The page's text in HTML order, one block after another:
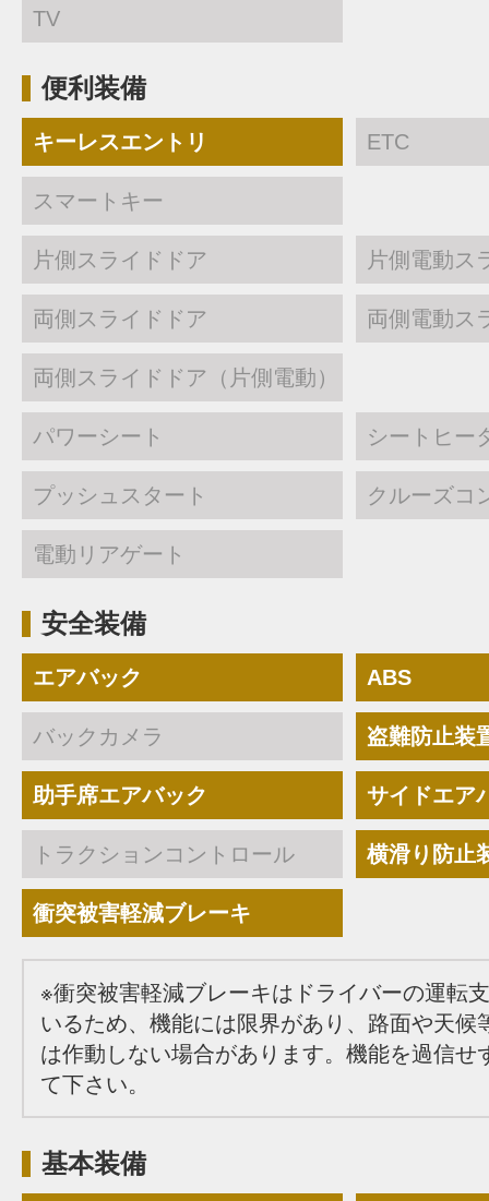
TV
便利装備
キーレスエントリ ETC
スマートキー
片側スライドドア 片側電動ス
両側スライドドア 両側電動ス
両側スライドドア（片側電動）
パワーシート シートヒー
プッシュスタート クルーズコ
電動リアゲート
安全装備
エアバック ABS
バックカメラ 盗難防止装
助手席エアバック サイドエア
トラクションコントロール 横滑り防止
衝突被害軽減ブレーキ
※衝突被害軽減ブレーキはドライバーの運転
いるため、機能には限界があり、路面や天候
は作動しない場合があります。機能を過信せ
て下さい。
基本装備